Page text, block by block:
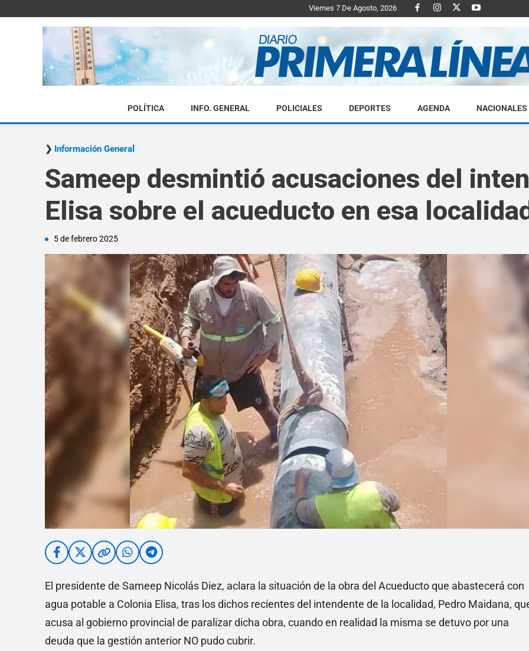
Viernes 7 De Agosto, 2026
Diario
Linea
POLÍTICA INFO. GENERAL POLICIALES DEPORTES AGENDA NACIONALES
Información General
Sameep desmintió acusaciones del
Elisa sobre el acueducto en esa
5 de febrero 2025
El presidente de Sameep Nicolás Diez, aclara la situación de la obra del Acueducto que abastecerá con
agua potable a Colonia Elisa, tras los dichos recientes del intendente de la localidad, Pedro Maidana,
acusa al gobierno provincial de paralizar dicha obra, cuando en realidad la misma se detuvo por una
deuda que la gestión anterior NO pudo cubrir.